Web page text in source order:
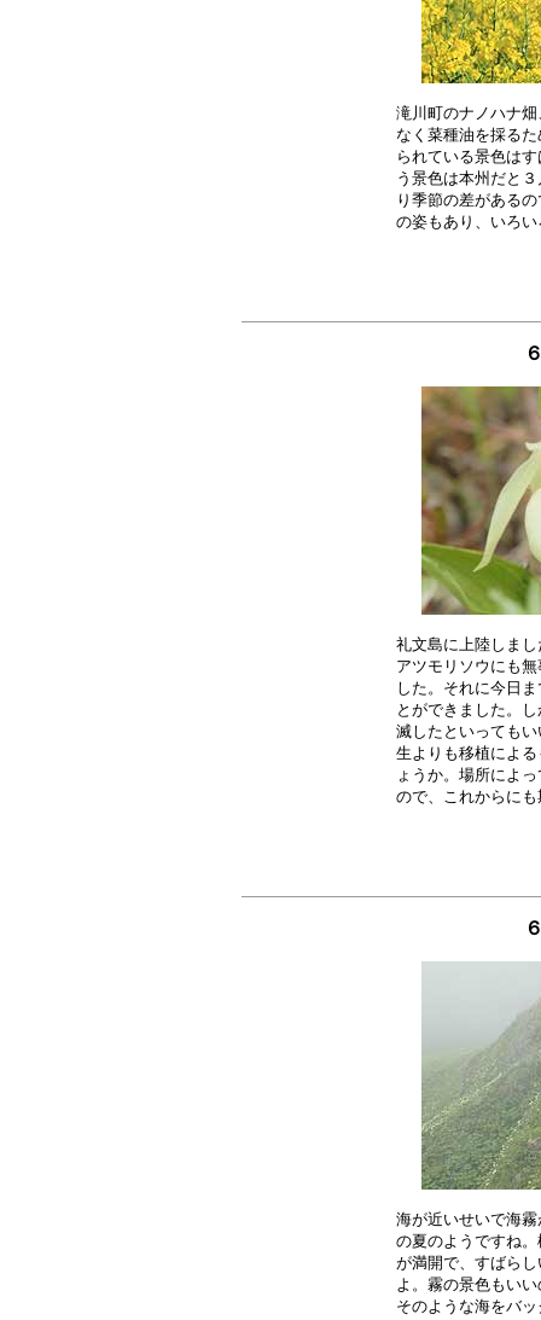
滝川町のナノハナ
なく菜種油を採る
られている景色は
う景色は本州だと
り季節の差がある
礼文島に上陸しま
アツモリソウにも
した。それに今日
とができました。
滅したといっても
生よりも移植によ
ょうか。場所によ
海が近いせいで海
の夏のようですね
が満開で、すばら
よ。霧の景色もい